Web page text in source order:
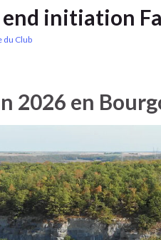
initiation
du Club
2026 en